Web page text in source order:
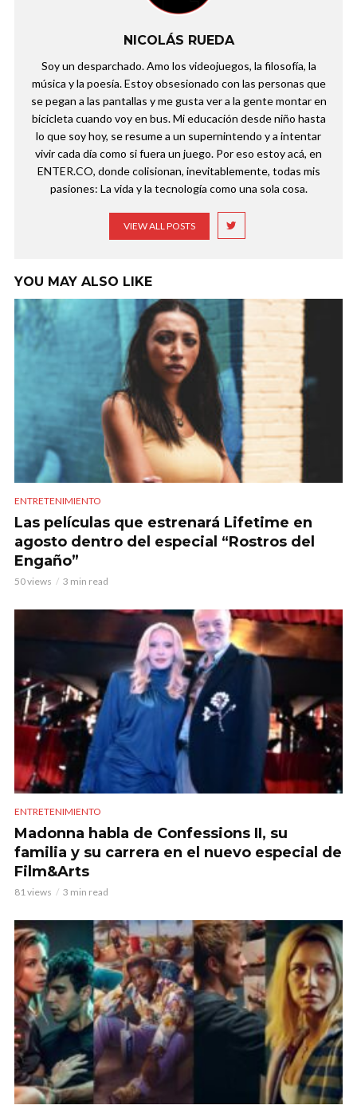
NICOLÁS RUEDA
Soy un desparchado. Amo los videojuegos, la filosofía, la
música y la poesía. Estoy obsesionado con las personas que
se pegan a las pantallas y me gusta ver a la gente montar en
bicicleta cuando voy en bus. Mi educación desde niño hasta
lo que soy hoy, se resume a un supernintendo y a intentar
vivir cada día como si fuera un juego. Por eso estoy acá, en
ENTER.CO, donde colisionan, inevitablemente, todas mis
pasiones: La vida y la tecnología como una sola cosa.
VIEW ALL POSTS
YOU MAY ALSO LIKE
ENTRETENIMIENTO
Las películas que estrenará Lifetime en
agosto dentro del especial “Rostros del
Engaño”
50 views 3 min read
ENTRETENIMIENTO
Madonna habla de Confessions II, su
familia y su carrera en el nuevo especial de
Film&Arts
81 views 3 min read